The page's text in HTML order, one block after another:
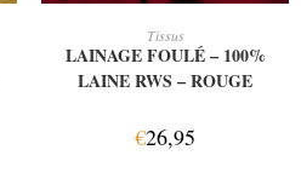
Tissus
LAINAGE FOULÉ – 100%
LAINE RWS – ROUGE
€26,95